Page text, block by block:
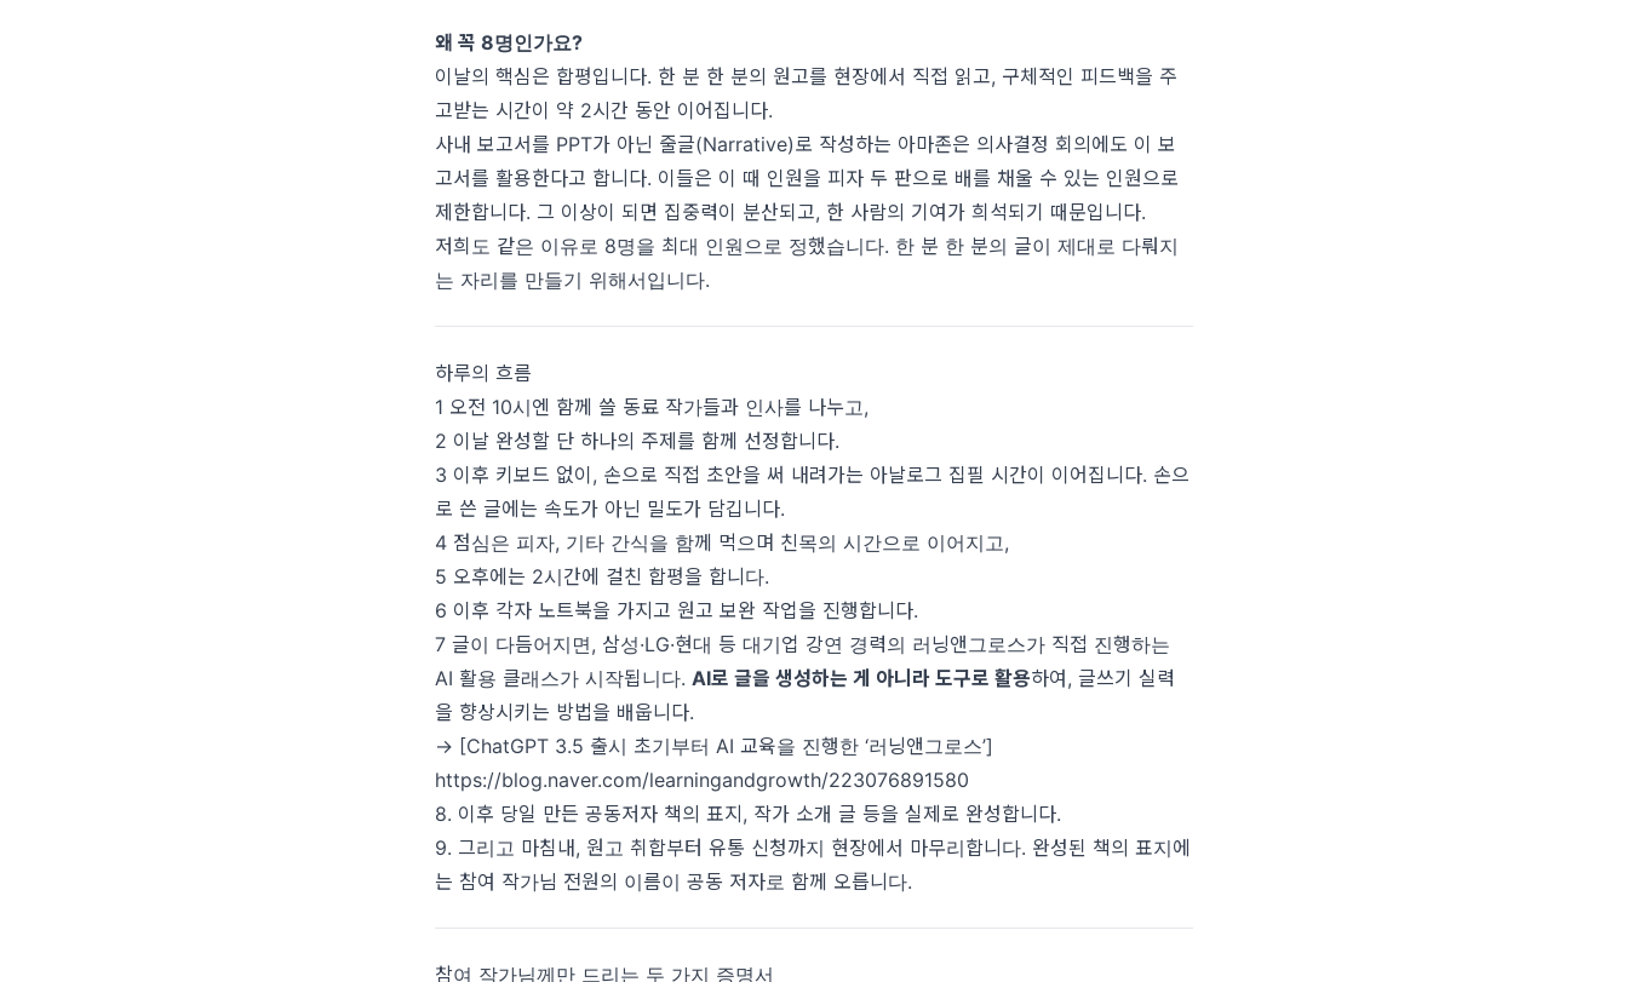
왜 꼭 8명인가요?
이날의 핵심은 합평입니다. 한 분 한 분의 원고를 현장에서 직접 읽고, 구체적인 피드백을 주
고받는 시간이 약 2시간 동안 이어집니다.
사내 보고서를 PPT가 아닌 줄글(Narrative)로 작성하는 아마존은 의사결정 회의에도 이 보
고서를 활용한다고 합니다. 이들은 이 때 인원을 피자 두 판으로 배를 채울 수 있는 인원으로
제한합니다. 그 이상이 되면 집중력이 분산되고, 한 사람의 기여가 희석되기 때문입니다.
저희도 같은 이유로 8명을 최대 인원으로 정했습니다. 한 분 한 분의 글이 제대로 다뤄지
는 자리를 만들기 위해서입니다.
하루의 흐름
1 오전 10시엔 함께 쓸 동료 작가들과 인사를 나누고,
2 이날 완성할 단 하나의 주제를 함께 선정합니다.
3 이후 키보드 없이, 손으로 직접 초안을 써 내려가는 아날로그 집필 시간이 이어집니다. 손으
로 쓴 글에는 속도가 아닌 밀도가 담깁니다.
4 점심은 피자, 기타 간식을 함께 먹으며 친목의 시간으로 이어지고,
5 오후에는 2시간에 걸친 합평을 합니다.
6 이후 각자 노트북을 가지고 원고 보완 작업을 진행합니다.
7 글이 다듬어지면, 삼성·LG·현대 등 대기업 강연 경력의 러닝앤그로스가 직접 진행하는
AI 활용 클래스가 시작됩니다.AI로 글을 생성하는 게 아니라 도구로 활용하여, 글쓰기 실력
을 향상시키는 방법을 배웁니다.
→ [ChatGPT 3.5 출시 초기부터 AI 교육을 진행한 ‘러닝앤그로스’]
https://blog.naver.com/learningandgrowth/223076891580
8. 이후 당일 만든 공동저자 책의 표지, 작가 소개 글 등을 실제로 완성합니다.
9. 그리고 마침내, 원고 취합부터 유통 신청까지 현장에서 마무리합니다. 완성된 책의 표지에
는 참여 작가님 전원의 이름이 공동 저자로 함께 오릅니다.
참여 작가님께만 드리는 두 가지 증명서